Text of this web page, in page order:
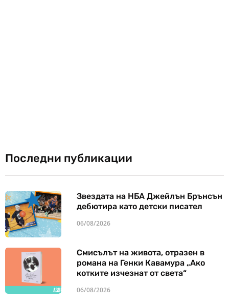
Последни публикации
Звездата на НБА Джейлън Брънсън
дебютира като детски писател
06/08/2026
Смисълът на живота, отразен в
романа на Генки Кавамура „Ако
котките изчезнат от света“
06/08/2026